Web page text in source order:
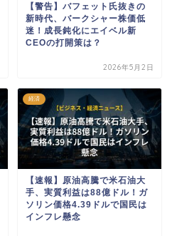
【警告】バフェット氏抜きの
新時代、バークシャー株価低
迷！成長鈍化にエイベル新
CEOの打開策は？
2026年5月2日
経済
【速報】原油高騰で米石油大
手、実質利益は88億ドル！ガ
ソリン価格4.39ドルで国民は
インフレ懸念